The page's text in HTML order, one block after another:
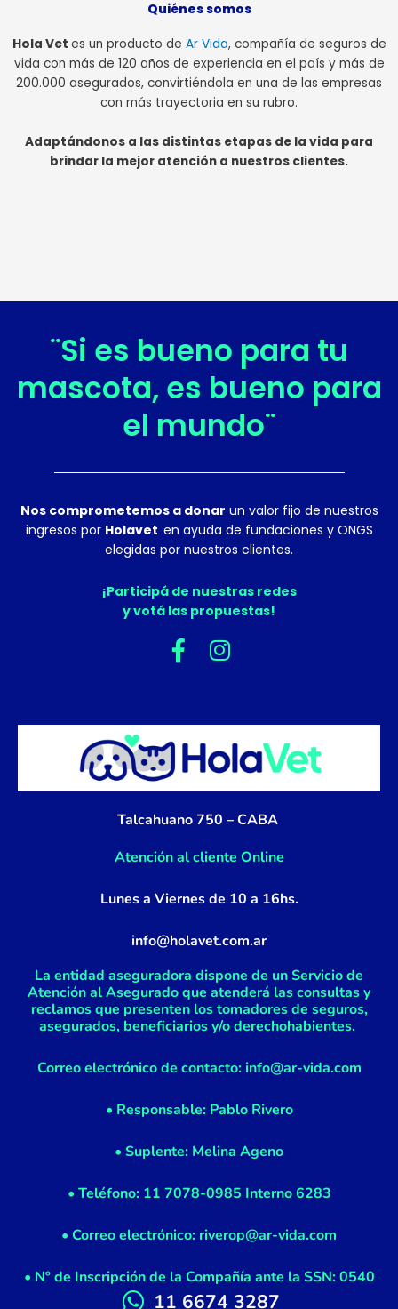
Quiénes somos
Hola Vet es un producto de Ar Vida, compañía de seguros de
vida con más de 120 años de experiencia en el país y más de
200.000 asegurados, convirtiéndola en una de las empresas
con más trayectoria en su rubro.
Adaptándonos a las distintas etapas de la vida para
brindar la mejor atención a nuestros clientes.
¨Si es bueno para tu
mascota, es bueno para
el mundo¨
Nos comprometemos a donar un valor fijo de nuestros
ingresos por Holavet en ayuda de fundaciones y ONGS
elegidas por nuestros clientes.
¡Participá de nuestras redes
y votá las propuestas!
F
a
e
b
o
o
k
-
f
I
t
g
r
a
m
Talcahuano 750 – CABA
Atención al cliente Online
Lunes a Viernes de 10 a 16hs.
info@holavet.com.ar
La entidad aseguradora dispone de un Servicio de
Atención al Asegurado que atenderá las consultas y
reclamos que presenten los tomadores de seguros,
asegurados, beneficiarios y/o derechohabientes.
Correo electrónico de contacto: info@ar-vida.com
• Responsable: Pablo Rivero
• Suplente: Melina Ageno
• Teléfono: 11 7078-0985 Interno 6283
• Correo electrónico: riverop@ar-vida.com
• Nº de Inscripción de la Compañía ante la SSN: 0540
11 6674 3287